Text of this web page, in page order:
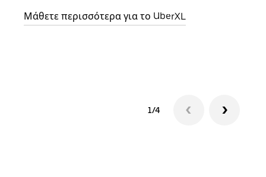
Μάθετε περισσότερα για το UberXL
1/4